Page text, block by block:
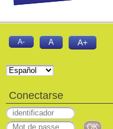
A- A A+
Conectarse